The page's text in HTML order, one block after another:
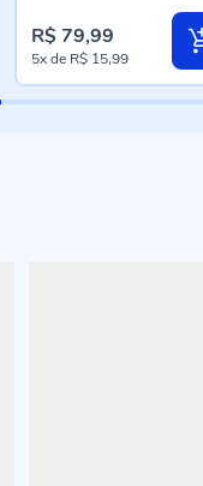
R$ 79,99
5xde R$ 15,99